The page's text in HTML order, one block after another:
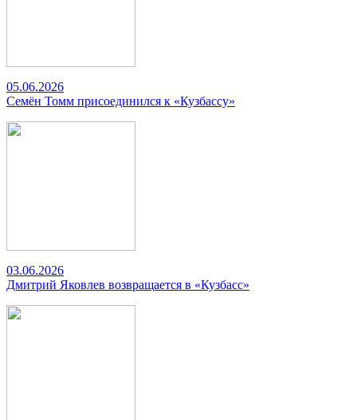
05.06.2026
Семён Томм присоединился к «Кузбассу»
03.06.2026
Дмитрий Яковлев возвращается в «Кузбасс»